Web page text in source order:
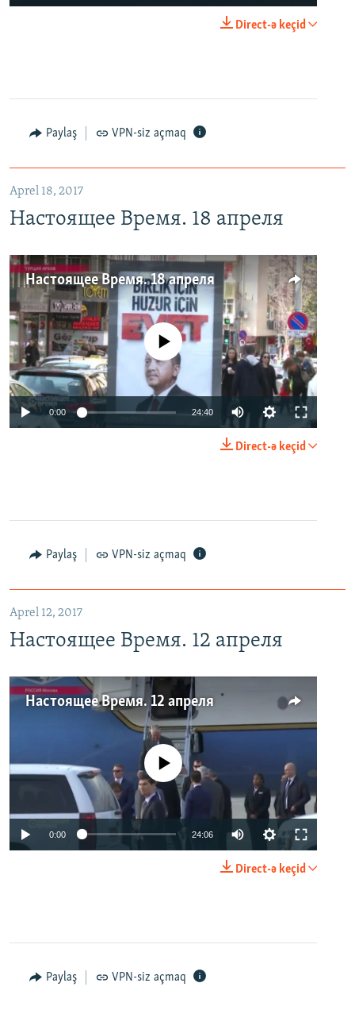
Direct-ə keçid
Paylaş VPN-siz açmaq
Aprel 18, 2017
Настоящее Время. 18 апреля
Настоящее Время. 18 апреля
No media source currently available
0:00 24:40
Direct-ə keçid
Paylaş VPN-siz açmaq
Aprel 12, 2017
Настоящее Время. 12 апреля
Настоящее Время. 12 апреля
No media source currently available
0:00 24:06
Direct-ə keçid
Paylaş VPN-siz açmaq